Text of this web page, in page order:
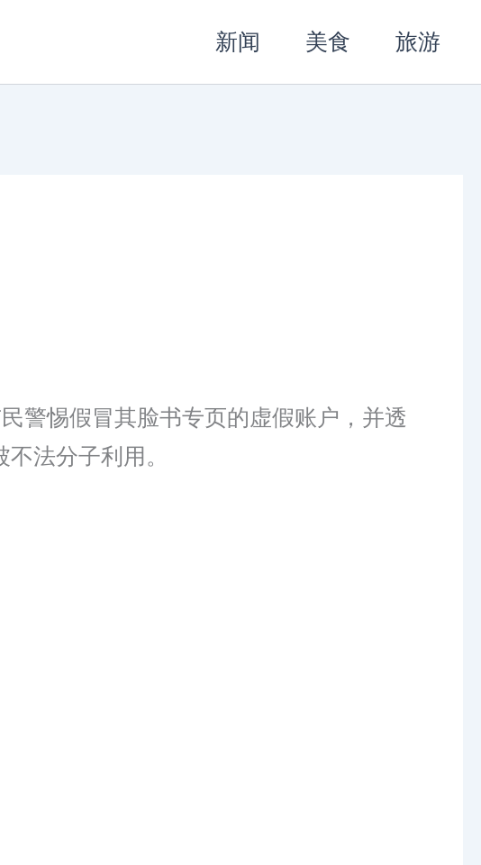
新闻 美食 旅游
警惕假冒其脸书专页的虚假账户，并透
法分子利用。